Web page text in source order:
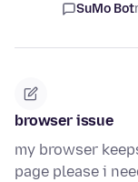
SuMo Bot
browser issue
my browser
page please i